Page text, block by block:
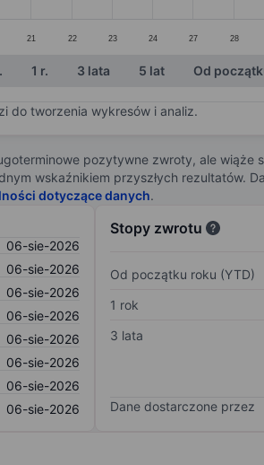
21 22 23 24 27 28
1 r. 3 lata 5 lat Od
do tworzenia wykresów i analiz.
pozytywne zwroty, ale
wskaźnikiem przyszłych rezultatów.
dotyczące danych.
06-sie-2026
06-sie-2026
06-sie-2026
06-sie-2026
06-sie-2026
06-sie-2026
06-sie-2026
06-sie-2026
Stopy zwrotu
Od początku roku (YTD)
1 rok
3 lata
Dane dostarczone przez